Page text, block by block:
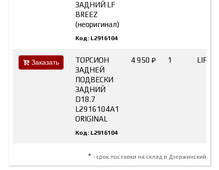
ЗАДНИЙ LF
BREEZ
(неоригинал)
Код: L2916104
Заказать
ТОРСИОН
ЗАДНЕЙ
ПОДВЕСКИ
ЗАДНИЙ
D18.7
L2916104A1
ORIGINAL
Код: L2916104
4 950 ₽ 1 LIFAN
* - срок поставки на склад в Дзержинский